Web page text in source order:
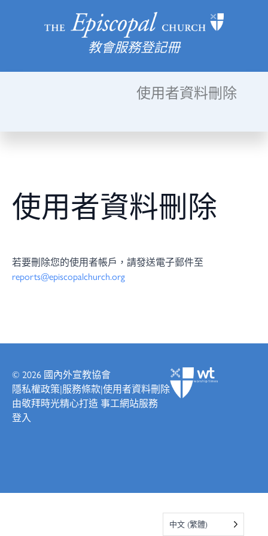
教會服務登記冊
使用者資料刪除
使用者資料刪除
若要刪除您的使用者帳戶，請發送電子郵件至
reports@episcopalchurch.org
© 2026 國內外宣教協會
隱私權政策|服務條款|使用者資料刪除
由敬拜時光精心打造 事工網站服務
登入
中文 (繁體)